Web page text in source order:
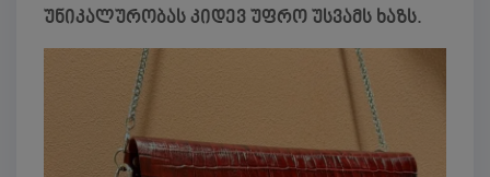
უნიკალურობას კიდევ უფრო უსვამს ხაზს.